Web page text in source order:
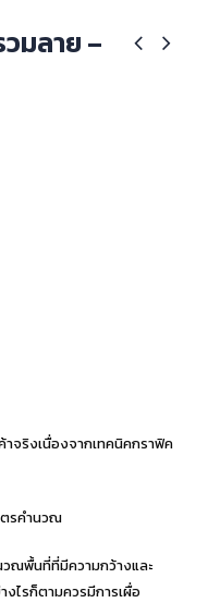
มลาย –
จริงเนื่องจากเทคนิคกราฟิค
ตรคำนวณ
ณพื้นที่ที่มีความกว้างและ
งไรก็ตามควรมีการเผื่อ